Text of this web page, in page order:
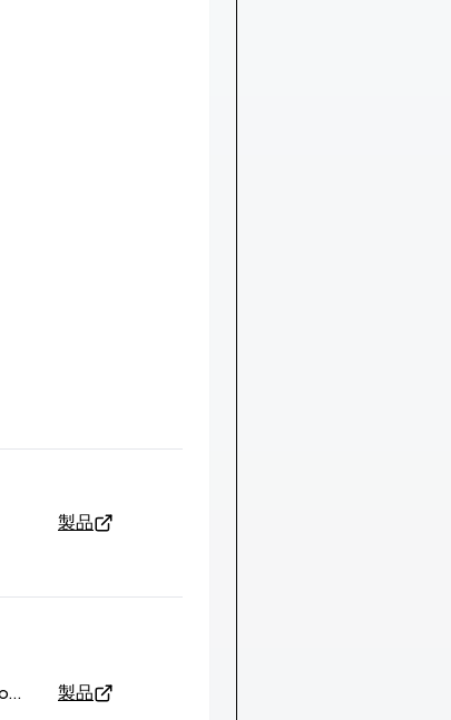
製品
Amazon.com - Seller 製品